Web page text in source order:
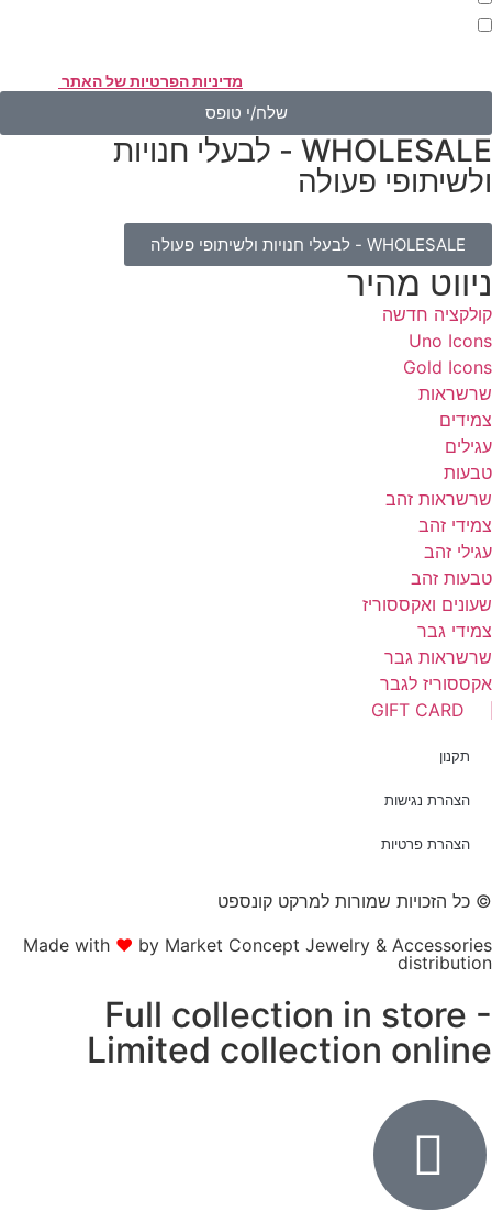
מדיניות הפרטיות של האתר
שלח/י טופס
WHOLESALE - לבעלי חנויות
ולשיתופי פעולה
WHOLESALE - לבעלי חנויות ולשיתופי פעולה
ניווט מהיר
קולקציה חדשה
Uno Icons
Gold Icons
שרשראות
צמידים
עגילים
טבעות
שרשראות זהב
צמידי זהב
עגילי זהב
טבעות זהב
שעונים ואקססוריז
צמידי גבר
שרשראות גבר
אקססוריז לגבר
GIFT CARD
תקנון
הצהרת נגישות
הצהרת פרטיות
© כל הזכויות שמורות למרקט קונספט
Made with ❤ by Market Concept Jewelry & Accessories
distribution
Full collection in store -
Limited collection online